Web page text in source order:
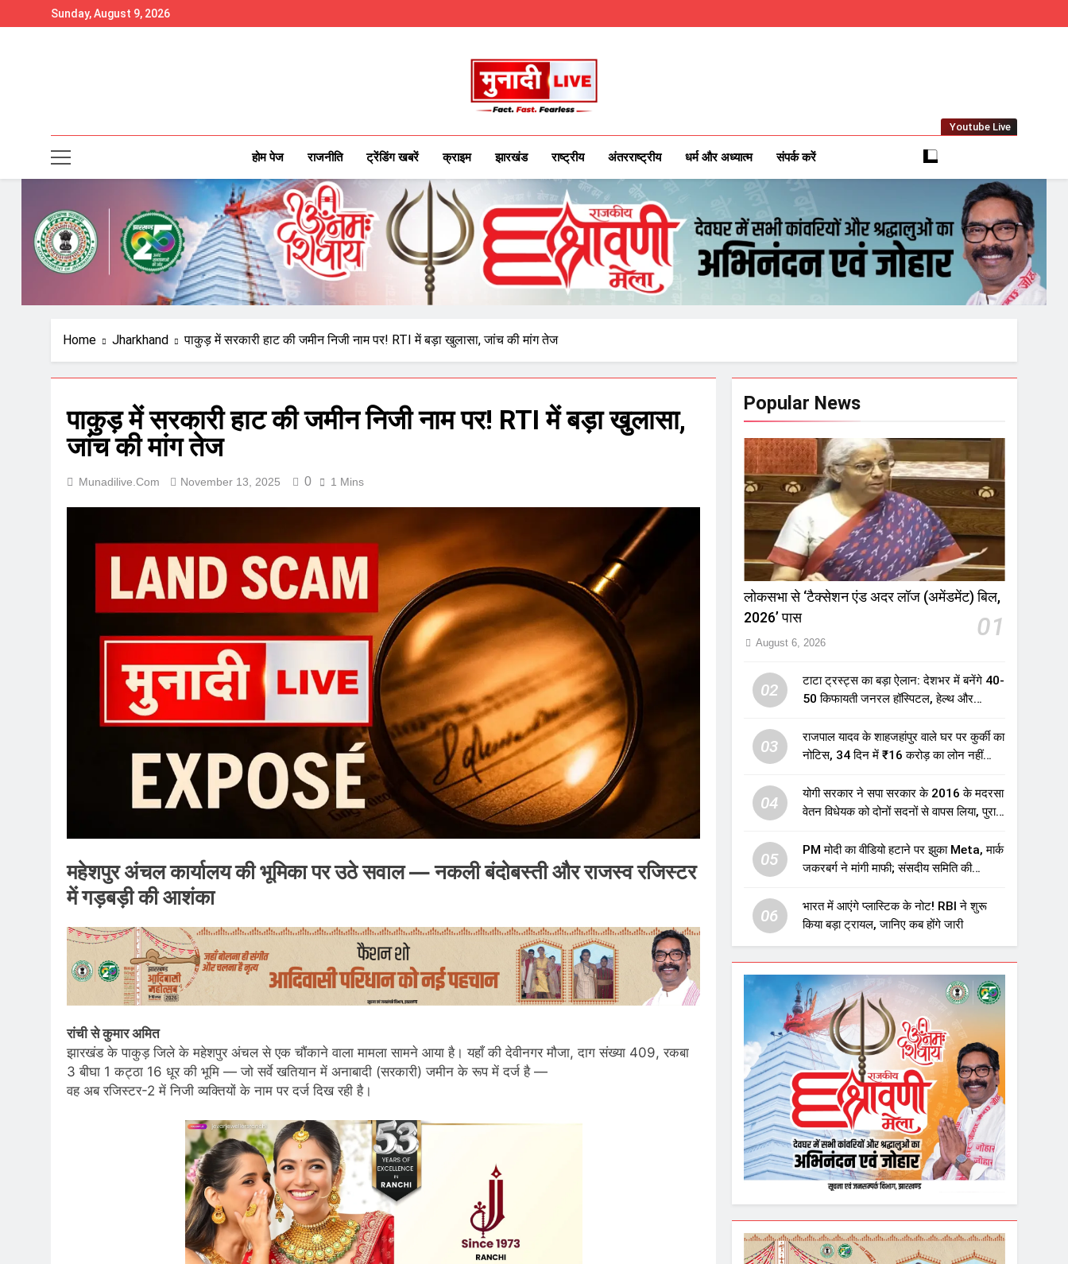
to
Sunday, August 9, 2026
Munadilive.com
Munadi Live – Jharkhand's Leading Local News Network
Youtube Live
होम पेज राजनीति ट्रेंडिंग खबरें क्राइम झारखंड राष्ट्रीय अंतरराष्ट्रीय धर्म और अध्यात्म संपर्क करें
Home Jharkhand पाकुड़ में सरकारी हाट की जमीन निजी नाम पर! RTI में बड़ा खुलासा, जांच की मांग तेज
पाकुड़ में सरकारी हाट की जमीन निजी नाम पर! RTI में बड़ा खुलासा,
जांच की मांग तेज
Munadilive.com November 13, 2025 0 1 Mins
महेशपुर अंचल कार्यालय की भूमिका पर उठे सवाल — नकली बंदोबस्ती और राजस्व रजिस्टर
में गड़बड़ी की आशंका
रांची से कुमार अमित
झारखंड के पाकुड़ जिले के महेशपुर अंचल से एक चौंकाने वाला मामला सामने आया है। यहाँ की देवीनगर मौजा, दाग संख्या 409, रकबा
3 बीघा 1 कट्ठा 16 धूर की भूमि — जो सर्वे खतियान में अनाबादी (सरकारी) जमीन के रूप में दर्ज है —
वह अब रजिस्टर-2 में निजी व्यक्तियों के नाम पर दर्ज दिख रही है।
Popular News
लोकसभा से ‘टैक्सेशन एंड अदर लॉज (अमेंडमेंट) बिल,
2026’ पास
01
August 6, 2026
02
टाटा ट्रस्ट्स का बड़ा ऐलान: देशभर में बनेंगे 40-
50 किफायती जनरल हॉस्पिटल, हेल्थ और
03
राजपाल यादव के शाहजहांपुर वाले घर पर कुर्की का
नोटिस, 34 दिन में ₹16 करोड़ का लोन नहीं
04
योगी सरकार ने सपा सरकार के 2016 के मदरसा
वेतन विधेयक को दोनों सदनों से वापस लिया, पुराने
उठाए सवाल
05
PM मोदी का वीडियो हटाने पर झुका Meta, मार्क
जकरबर्ग ने मांगी माफी; संसदीय समिति की
06
भारत में आएंगे प्लास्टिक के नोट! RBI ने शुरू
किया बड़ा ट्रायल, जानिए कब होंगे जारी